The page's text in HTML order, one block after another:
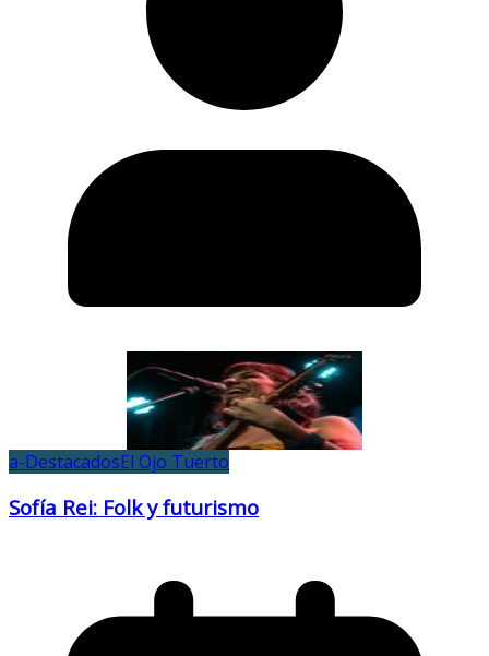
a-DestacadosEl Ojo Tuerto
Sofía Rei: Folk y futurismo